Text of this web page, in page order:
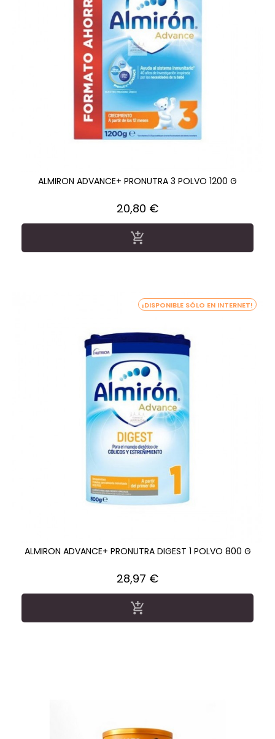
ALMIRON ADVANCE+ PRONUTRA 3 POLVO 1200 G
Precio
20,80 €

¡DISPONIBLE SÓLO EN INTERNET!
ALMIRON ADVANCE+ PRONUTRA DIGEST 1 POLVO 800 G
Precio
28,97 €
